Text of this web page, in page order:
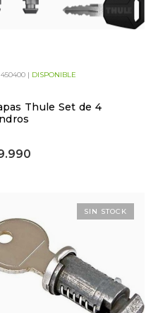
| DISPONIBLE
Thule Set de 4
SIN STOCK